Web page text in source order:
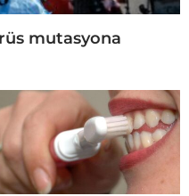
mutasyona